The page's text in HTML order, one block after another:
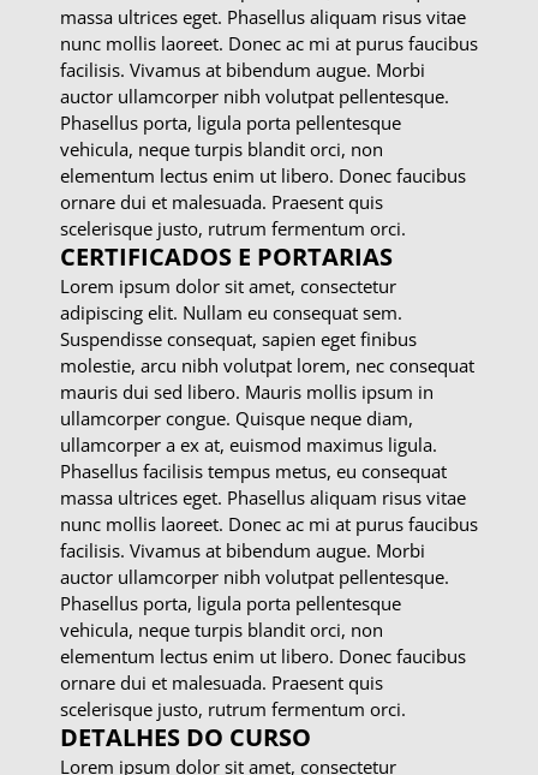
massa ultrices eget. Phasellus aliquam risus vitae
nunc mollis laoreet. Donec ac mi at purus faucibus
facilisis. Vivamus at bibendum augue. Morbi
auctor ullamcorper nibh volutpat pellentesque.
Phasellus porta, ligula porta pellentesque
vehicula, neque turpis blandit orci, non
elementum lectus enim ut libero. Donec faucibus
ornare dui et malesuada. Praesent quis
scelerisque justo, rutrum fermentum orci.
CERTIFICADOS E PORTARIAS
Lorem ipsum dolor sit amet, consectetur
adipiscing elit. Nullam eu consequat sem.
Suspendisse consequat, sapien eget finibus
molestie, arcu nibh volutpat lorem, nec consequat
mauris dui sed libero. Mauris mollis ipsum in
ullamcorper congue. Quisque neque diam,
ullamcorper a ex at, euismod maximus ligula.
Phasellus facilisis tempus metus, eu consequat
massa ultrices eget. Phasellus aliquam risus vitae
nunc mollis laoreet. Donec ac mi at purus faucibus
facilisis. Vivamus at bibendum augue. Morbi
auctor ullamcorper nibh volutpat pellentesque.
Phasellus porta, ligula porta pellentesque
vehicula, neque turpis blandit orci, non
elementum lectus enim ut libero. Donec faucibus
ornare dui et malesuada. Praesent quis
scelerisque justo, rutrum fermentum orci.
DETALHES DO CURSO
Lorem ipsum dolor sit amet, consectetur